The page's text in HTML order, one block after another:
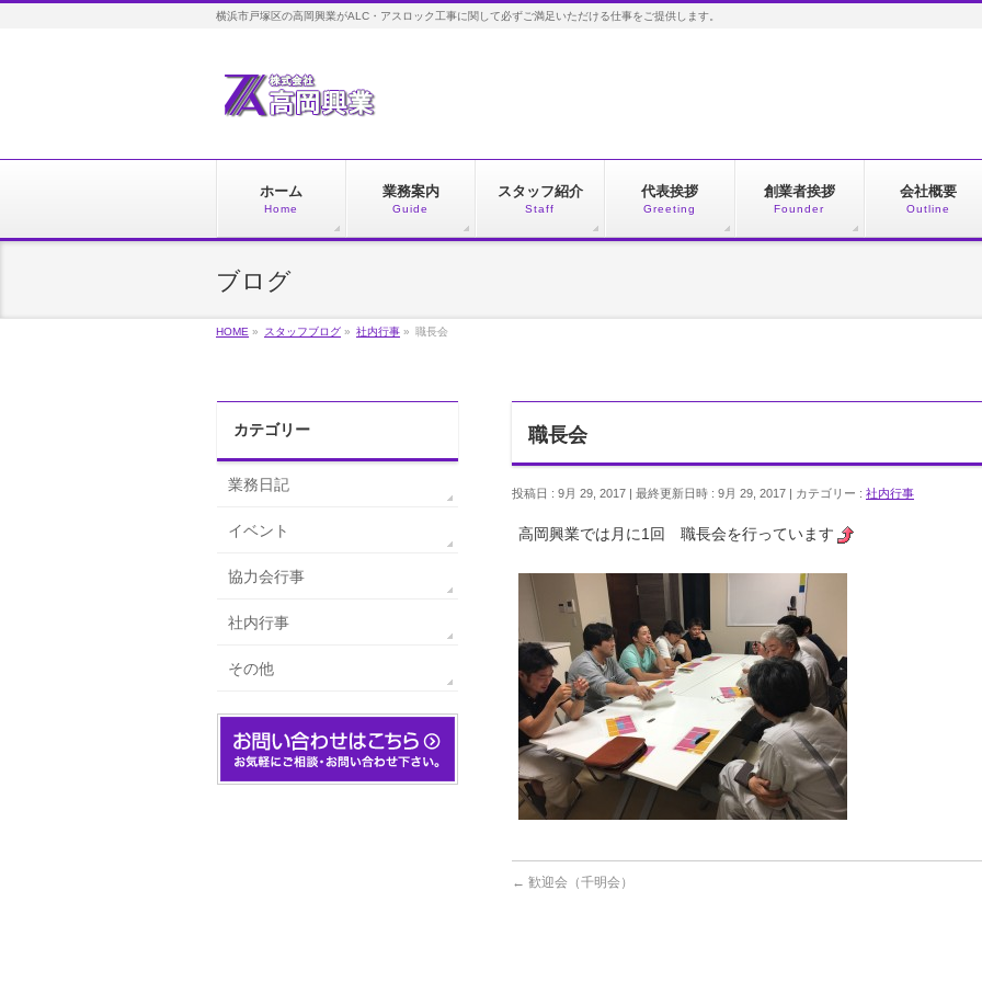
横浜市戸塚区の高岡興業がALC・アスロック工事に関して必ずご満足いただける仕事をご提供します。
ホーム
Home
業務案内
Guide
スタッフ紹介
Staff
代表挨拶
Greeting
創業者挨拶
Founder
会社概要
Outline
ブログ
HOME » スタッフブログ » 社内行事 » 職長会
職長会
投稿日 : 9月 29, 2017 最終更新日時 : 9月 29, 2017 カテゴリー : 社内行事
高岡興業では月に1回 職長会を行っています
← 歓迎会（千明会）
カテゴリー
業務日記
イベント
協力会行事
社内行事
その他